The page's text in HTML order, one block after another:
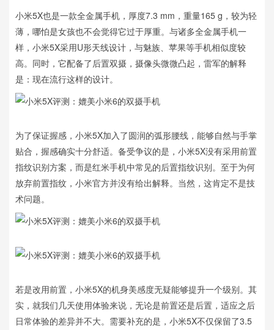
小米5X也是一款全金属手机，厚度7.3 mm，重量165 g，较为轻
薄，哪怕是女孩也不会觉得它过于厚重。与诸多全金属手机一
样，小米5X采用U形天线设计，与魅族、苹果等手机相似度较
高。同时，它配备了后置双摄，摄像头微微凸起，雷军的解释
是：现在流行这样的设计。
为了保证握感，小米5X加入了圆润的弧形腰线，能够自然与手掌
贴合，握感确实十分舒适。备受争议的是，小米5X没有采用前置
指纹识别方案，而是红米手机中常见的后置指纹识别。至于为何
放弃前置指纹，小米官方并没有给出解释。当然，这肯定不是技
术问题。
若是改用前置，小米5X的机身美感度无疑能够提升一个级别。其
实，就我们几天使用体验来说，无论是前置还是后置，适应之后
日常体验的差异并不大。需要补充的是，小米5X不仅保留了3.5